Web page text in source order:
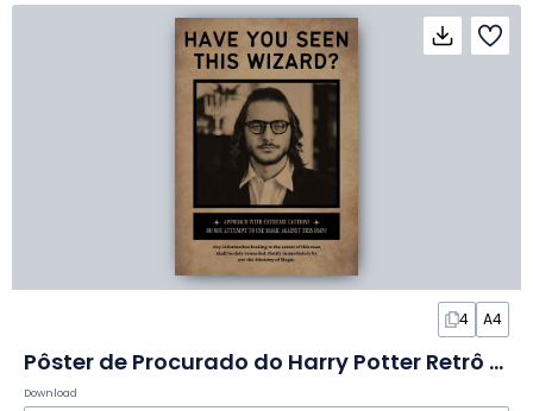
4 A4
Pôster de Procurado do Harry Potter Retrô em Slides
Download